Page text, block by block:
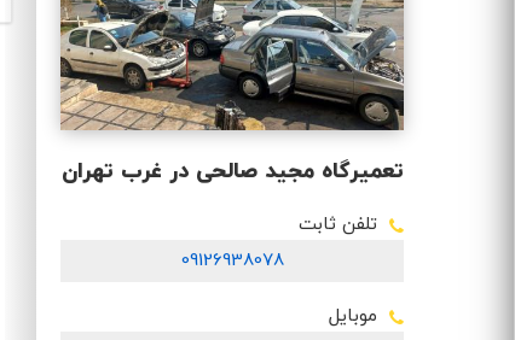
تعمیرگاه مجید صالحی در غرب تهران
تلفن ثابت
09126938078
موبایل